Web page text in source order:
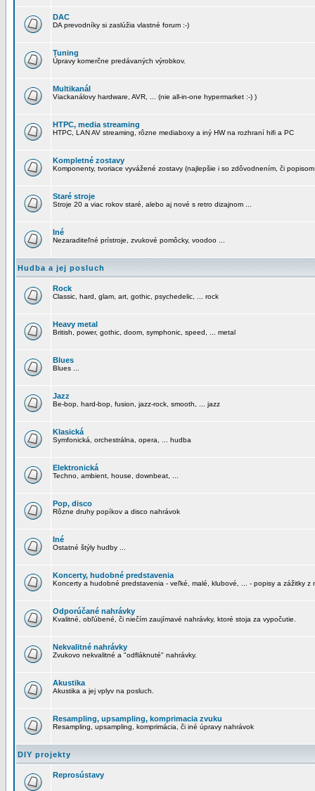
DAC
DA prevodníky si zaslúžia vlastné forum :-)
Tuning
Úpravy komerčne predávaných výrobkov.
Multikanál
Viackanálovy hardware, AVR, ... (nie all-in-one hypermarket :-) )
HTPC, media streaming
HTPC, LAN AV streaming, rôzne mediaboxy a iný HW na rozhraní hifi a PC
Kompletné zostavy
Komponenty, tvoriace vyvážené zostavy (najlepšie i so zdôvodnením, či
Staré stroje
Stroje 20 a viac rokov staré, alebo aj nové s retro dizajnom ...
Iné
Nezaraditeľné prístroje, zvukové pomôcky, voodoo ...
Hudba a jej posluch
Rock
Classic, hard, glam, art, gothic, psychedelic, ... rock
Heavy metal
British, power, gothic, doom, symphonic, speed, ... metal
Blues
Blues ...
Jazz
Be-bop, hard-bop, fusion, jazz-rock, smooth, ... jazz
Klasická
Symfonická, orchestrálna, opera, ... hudba
Elektronická
Techno, ambient, house, downbeat, ...
Pop, disco
Rôzne druhy popíkov a disco nahrávok
Iné
Ostatné štýly hudby ...
Koncerty, hudobné predstavenia
Koncerty a hudobné predstavenia - veľké, malé, klubové, ... - popisy a zážitky z
Odporúčané nahrávky
Kvalitné, obľúbené, či niečím zaujímavé nahrávky, ktoré stoja za vypočutie.
Nekvalitné nahrávky
Zvukovo nekvalitné a "odfláknuté" nahrávky.
Akustika
Akustika a jej vplyv na posluch.
Resampling, upsampling, komprimacia zvuku
Resampling, upsampling, komprimácia, či iné úpravy nahrávok
DIY projekty
Reprosústavy